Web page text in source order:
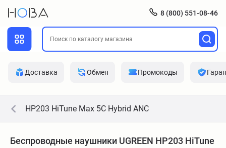
8 (800) 551-08-46
Доставка Обмен Промокоды
HP203 HiTune Max 5C Hybrid ANC
Беспроводные наушники UGREEN HP203 HiTune